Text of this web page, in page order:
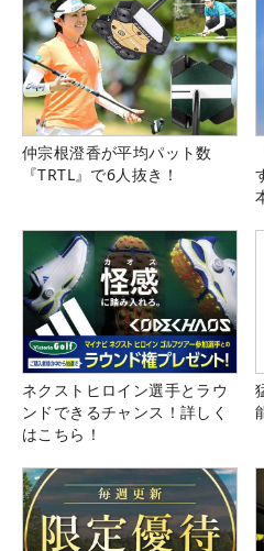
仲宗根澄香が平均パット数
『TRTL』で6人抜き！
ネクストヒロイン選手とラウ
ンドできるチャンス！詳しく
はこちら！